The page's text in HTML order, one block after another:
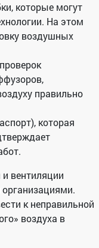
которые могут
На этом
воздушных
правильно
которая
вентиляции
к неправильной
воздуха в